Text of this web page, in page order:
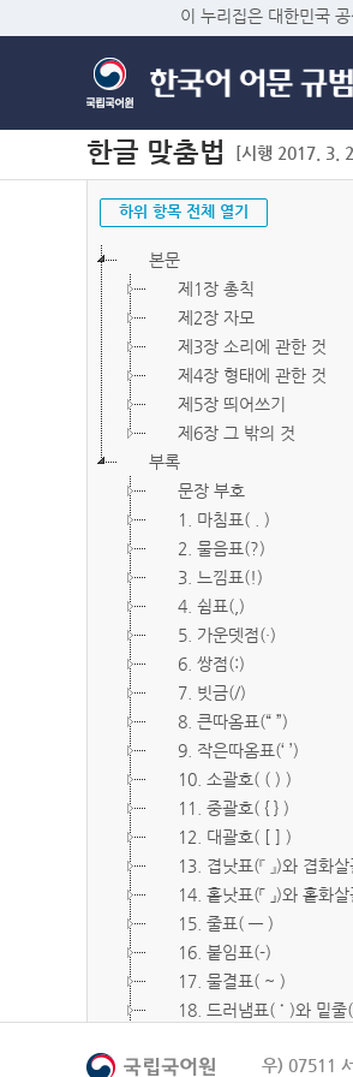
이 누리집은 대한민국
한글 맞춤법 [시행 2017. 3.
하위 항목 전체 열기
본문
제1장 총칙
제2장 자모
제3장 소리에 관한 것
제4장 형태에 관한 것
제5장 띄어쓰기
제6장 그 밖의 것
부록
문장 부호
1. 마침표( . )
2. 물음표(?)
3. 느낌표(!)
4. 쉼표(,)
5. 가운뎃점(·)
6. 쌍점(:)
7. 빗금(/)
8. 큰따옴표(“ ”)
9. 작은따옴표(‘ ’)
10. 소괄호( ( ) )
11. 중괄호( { } )
12. 대괄호( [ ] )
13. 겹낫표(『 』)와 겹화
14. 홑낫표(「 」)와 홑화
15. 줄표( ― )
16. 붙임표(-)
17. 물결표( ~ )
18. 드러냄표( ˙ )와 밑줄
20. 빠짐표( □ )우) 07511